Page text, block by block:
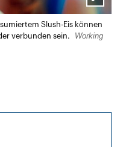
Lightbox
öffnen
Slush-Eis können
verbunden sein.
Working